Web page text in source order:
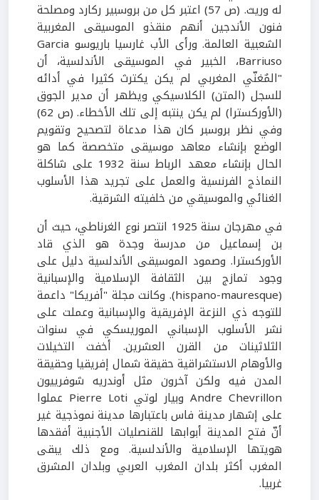
له وريث. (ص 57) اعتبر كل من بروسبير ركارد ومصلحة
فنون الأندجين أنهم منقذو الموسيقى المغربية
الشعبية العالمة. ورأى الأب غارسيا باريوسو Garcia
Barriuso، الخبير في الموسيقى الأندلسية، أن
"المٌغنّي المغربي لم يكن يكترث كثيرا في أدائه
للسجل (المتن) الكلاسيكي ويظهر أن مدير الجوق
(الأوركسترا) لم يكن ينتبه إلى تلك الأخطاء. (ص 62)
وفي نظر بروسبر كان هذا مدعاة لتصحيح وتقويم
الوضع بإنشاء معاهد موسيقى متخصصة كما هو
الحال بإنشاء معهد الرباط سنة 1932 على شاكلة
النماذج الفرنسية والعمل على تجريد هذا الأسلوب
الغنائي والموسيقي من خلفيته الشرقية.
في مهرجان سنة 1925 انتصر نوع الغرناطي، حيث أن
بن إسماعيل من مدرسة وجدة هو الذي قاد
الأوركسترا. وصمود الموسيقى الأندلسية دليل على
وجود تمازج بين الثقافة الإسلامية والإسبانية
(hispano-mauresque). وكانت مجلة "أفريكا" داعمة
للتوجه ذي النزعة الإفريقية والإسبانية وعملت على
نشر الأسلوب الإسباني الموريسكي في سنوات
الثلاثينات من القرن العشرين. أخفت التخيلات
والأوهام الاستشراقية حقيقة شمال إفريقيا وحقيقة
المدن فيه ولكن آخرون مثل أوندريه شوفرييون
Andre Chevrillon وبيار لوتي Pierre Loti عملوا
على إشهار مدينة فاس باعتبارها مدينة نموذجية غير
أنّ فتح المدينة أبوابها للقنصليات الأجنبية أفقدها
هويتها الإسلامية والأندلسية. ومع ذلك يبقى
المغرب أكثر بلدان المغرب العربي وبلدان المشرق
غربيا.